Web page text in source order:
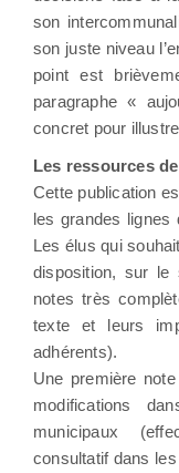
son
son juste niveau
point est
paragraphe «
concret pour
Les ressources de
Cette publication
les grandes lignes
Les élus qui
disposition, sur le
notes très
texte et leurs
adhérents).
Une première
modifications
municipaux
consultatif dans